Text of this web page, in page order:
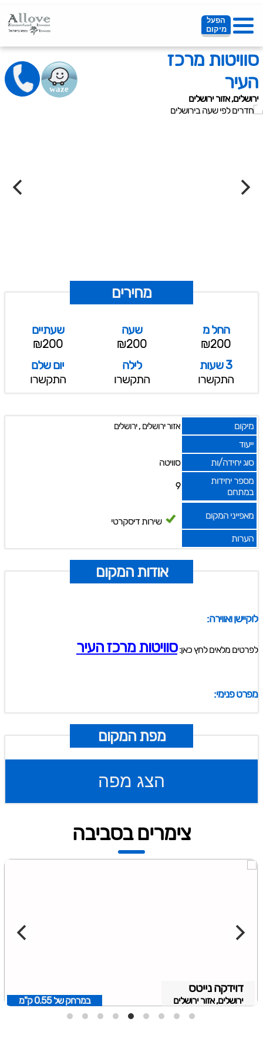
הפעל
מיקום
סוויטות מרכז
העיר
ירושלים, אזור ירושלים
מחירים
החל מ
₪200
שעה
₪200
שעתיים
₪200
3 שעות
התקשרו
לילה
התקשרו
יום שלם
התקשרו
מיקום אזור ירושלים,ירושלים
ייעוד
סוג יחידה/ות
סוויטה
מספר יחידות
במתחם
9
מאפייני המקום
שירות דיסקרטי
הערות
אודות המקום
לוקיישן ואווירה:
לפרטים מלאים לחץ כאן:סוויטות מרכז העיר
מפרט פנימי:
מפת המקום
הצג מפה
צימרים בסביבה
דוידקה נייטס
ירושלים, אזור ירושלים במרחק של 0.55 ק"מ